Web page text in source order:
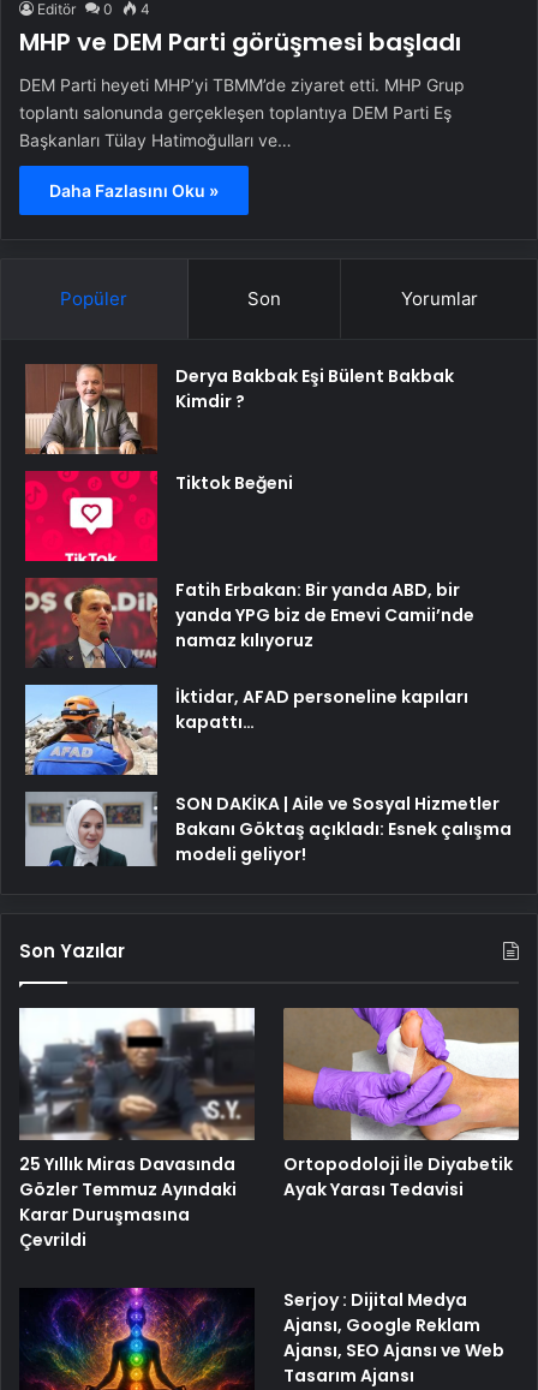
Editör 0 4
MHP ve DEM Parti görüşmesi başladı
DEM Parti heyeti MHP’yi TBMM’de ziyaret etti. MHP Grup
toplantı salonunda gerçekleşen toplantıya DEM Parti Eş
Başkanları Tülay Hatimoğulları ve…
Daha Fazlasını Oku »
Popüler Son Yorumlar
Derya Bakbak Eşi Bülent Bakbak
Kimdir ?
Tiktok Beğeni
Fatih Erbakan: Bir yanda ABD, bir
yanda YPG biz de Emevi Camii’nde
namaz kılıyoruz
İktidar, AFAD personeline kapıları
kapattı…
SON DAKİKA | Aile ve Sosyal Hizmetler
Bakanı Göktaş açıkladı: Esnek çalışma
modeli geliyor!
Son Yazılar
25 Yıllık Miras Davasında
Gözler Temmuz Ayındaki
Karar Duruşmasına
Çevrildi
Ortopodoloji İle Diyabetik
Ayak Yarası Tedavisi
Serjoy : Dijital Medya
Ajansı, Google Reklam
Ajansı, SEO Ajansı ve Web
Tasarım Ajansı